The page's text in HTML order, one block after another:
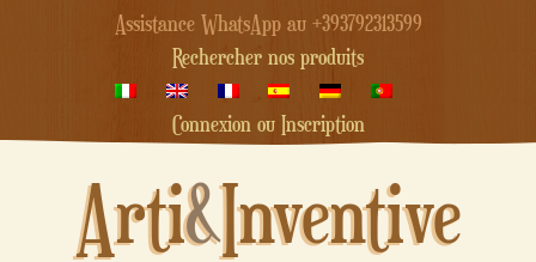
Assistance WhatsApp au +393792313599
Rechercher nos produits
Connexion ou Inscription
Arti&Inventive